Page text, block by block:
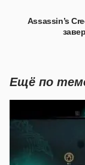
Assassin’s
Ещё по